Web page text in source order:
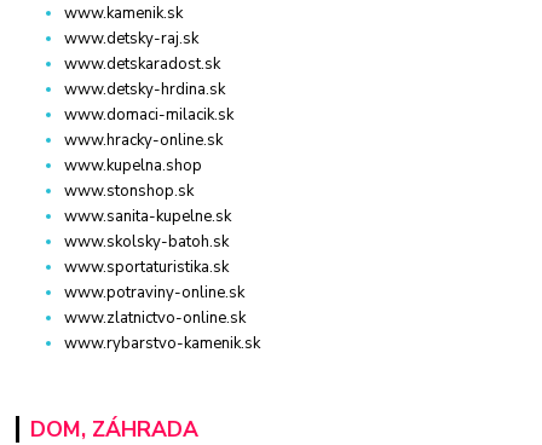
www.kamenik.sk
www.detsky-raj.sk
www.detskaradost.sk
www.detsky-hrdina.sk
www.domaci-milacik.sk
www.hracky-online.sk
www.kupelna.shop
www.stonshop.sk
www.sanita-kupelne.sk
www.skolsky-batoh.sk
www.sportaturistika.sk
www.potraviny-online.sk
www.zlatnictvo-online.sk
www.rybarstvo-kamenik.sk
DOM, ZÁHRADA